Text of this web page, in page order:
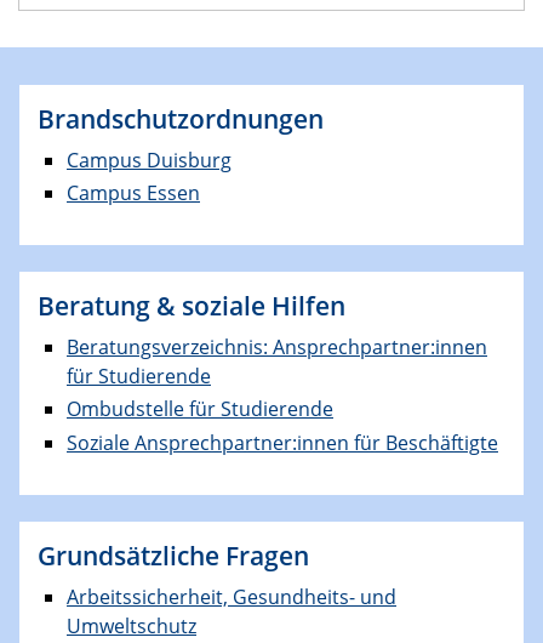
Brandschutzordnungen
Campus Duisburg
Campus Essen
Beratung & soziale Hilfen
Beratungsverzeichnis: Ansprechpartner:innen
für Studierende
Ombudstelle für Studierende
Soziale Ansprechpartner:innen für Beschäftigte
Grundsätzliche Fragen
Arbeitssicherheit, Gesundheits- und
Umweltschutz